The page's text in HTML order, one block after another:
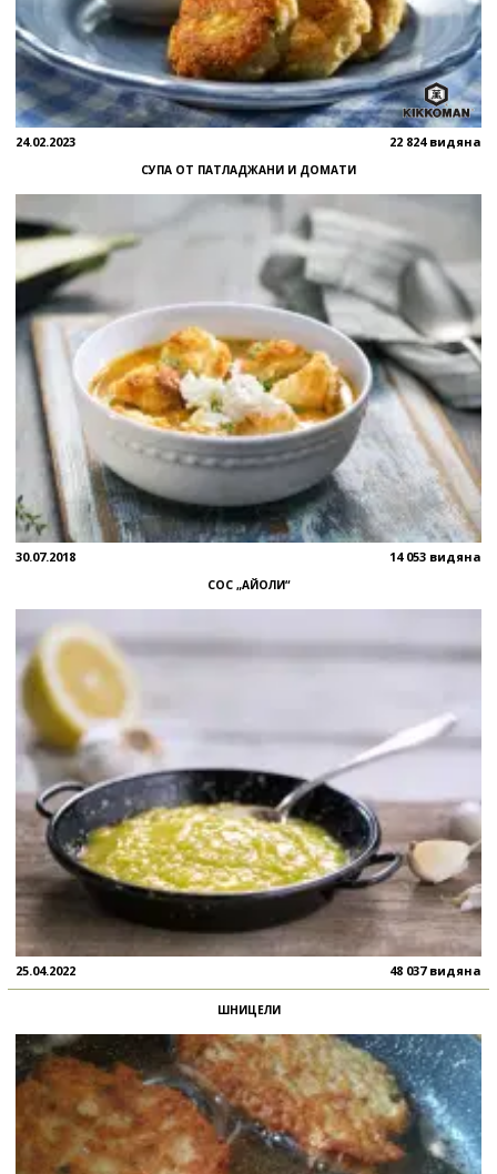
24.02.2023 22 824 видяна
СУПА ОТ ПАТЛАДЖАНИ И ДОМАТИ
30.07.2018 14 053 видяна
СОС „АЙОЛИ“
25.04.2022 48 037 видяна
ШНИЦЕЛИ